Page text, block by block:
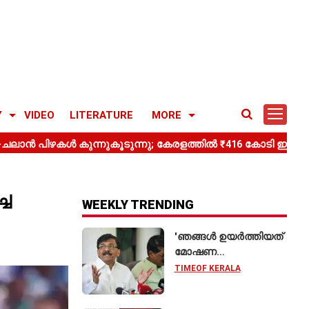
VIDEO LITERATURE MORE
WEEKLY TRENDING
'ഞങ്ങൾ ഉയർത്തിയത്
മോഷണ
ആരോപണത്തിനെതിരെ,
TIMEOF KERALA